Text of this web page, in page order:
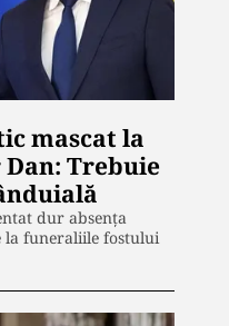
mascat la
Trebuie
dur absența
la funeraliile fostului